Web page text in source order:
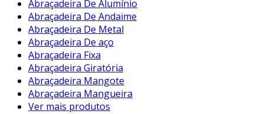
Abraçadeira De Alumínio
Abraçadeira De Andaime
Abraçadeira De Metal
Abraçadeira De aço
Abraçadeira Fixa
Abraçadeira Giratória
Abraçadeira Mangote
Abraçadeira Mangueira
Ver mais produtos